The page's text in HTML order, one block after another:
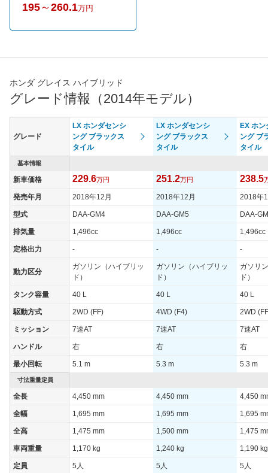
195～ 260.1万円
ホンダ グレイス ハイブリッド
グレード情報（2014年モデル）
グレード
LX ホンダセンシ
ング ブラックス
タイル
LX ホンダセンシ
ング ブラックス
タイル
EX ホ
ング ブ
タイル
基本情報
新車価格 229.6万円 251.2万円 238.5
発売年月 2018年12月 2018年12月 2018年
型式 DAA-GM4 DAA-GM5 DAA-
排気量 1,496cc 1,496cc 1,496cc
定格出力 - - -
動力区分
ガソリン（ハイブリッ
ド）
ガソリン（ハイブリッ
ド）
ガソリ
ド）
タンク容量 40 L 40 L 40 L
駆動方式 2WD (FF) 4WD (F4) 2WD
ミッション 7速AT 7速AT 7速AT
ハンドル 右 右 右
最小回転 5.1 m 5.3 m 5.3 m
寸法重量定員
全長 4,450 mm 4,450 mm 4,450
全幅 1,695 mm 1,695 mm 1,695
全高 1,475 mm 1,500 mm 1,475
車両重量 1,170 kg 1,240 kg 1,190 kg
定員 5人 5人 5人